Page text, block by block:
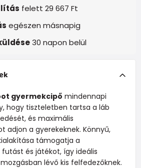
felett 29 667 Ft
egészen másnapig
30 napon belül
gyermekcipő mindennapi
hogy tiszteletben tartsa a láb
és maximális
adjon a gyerekeknek. Könnyű,
támogatja a
és játékot, így ideális
lévő kis felfedezőknek.